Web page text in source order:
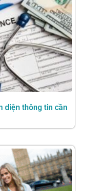
diện thông tin cần